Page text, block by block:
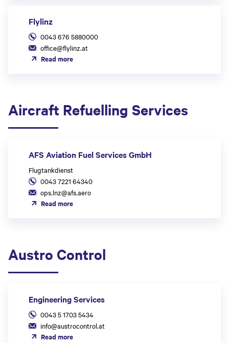
Flylinz
0043 676 5880000
office@flylinz.at
Read more
Aircraft Refuelling Services
AFS Aviation Fuel Services GmbH
Flugtankdienst
0043 7221 64340
ops.lnz@afs.aero
Read more
Austro Control
Engineering Services
0043 5 1703 5434
info@austrocontrol.at
Read more